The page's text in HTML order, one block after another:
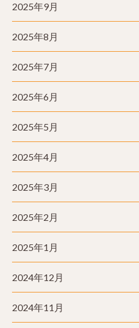
2025年9月
2025年8月
2025年7月
2025年6月
2025年5月
2025年4月
2025年3月
2025年2月
2025年1月
2024年12月
2024年11月